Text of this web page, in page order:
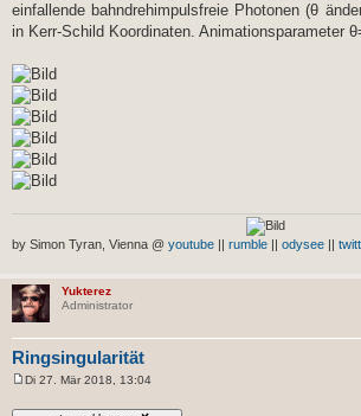
einfallende bahndrehimpulsfreie Photonen (θ
in Kerr-Schild Koordinaten. Animationsparameter
by Simon Tyran, Vienna @ youtube || rumble || odysee ||
Yukterez
Administrator
Ringsingularität
Di 27. Mär 2018, 13:04